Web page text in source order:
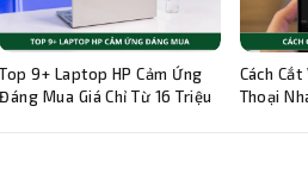
Top 9+ Laptop HP Cảm Ứng
Đáng Mua Giá Chỉ Từ 16 Triệu
Cách
Thoại